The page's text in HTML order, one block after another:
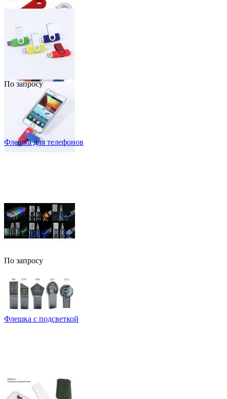
По запросу
Флешка для телефонов
По запросу
Флешка с подсветкой